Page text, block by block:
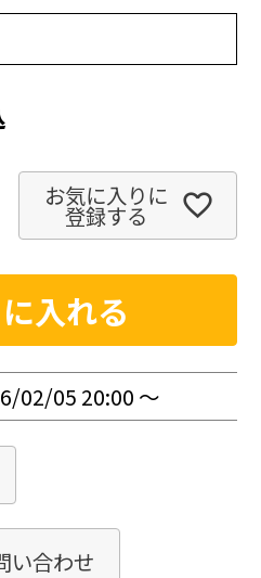
お気に入りに
登録する
入れる
02/05 20:00 〜
い合わせ